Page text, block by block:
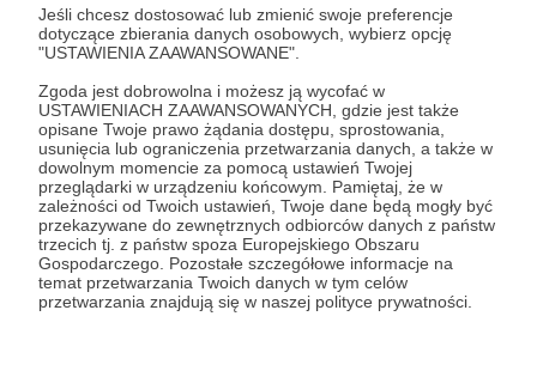
Jeśli chcesz dostosować lub zmienić swoje preferencje
dotyczące zbierania danych osobowych, wybierz opcję
"USTAWIENIA ZAAWANSOWANE".
Zgoda jest dobrowolna i możesz ją wycofać w
USTAWIENIACH ZAAWANSOWANYCH, gdzie jest także
opisane Twoje prawo żądania dostępu, sprostowania,
usunięcia lub ograniczenia przetwarzania danych, a także w
dowolnym momencie za pomocą ustawień Twojej
przeglądarki w urządzeniu końcowym. Pamiętaj, że w
zależności od Twoich ustawień, Twoje dane będą mogły być
przekazywane do zewnętrznych odbiorców danych z państw
trzecich tj. z państw spoza Europejskiego Obszaru
Gospodarczego. Pozostałe szczegółowe informacje na
temat przetwarzania Twoich danych w tym celów
przetwarzania znajdują się w naszej polityce prywatności.
Cezary Korycki | Historia, jakiej nie znacie
Zobacz profil autora
Zobacz również